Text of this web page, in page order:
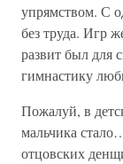
упрямством. С
без труда. Игр
развит был для
гимнастику
Пожалуй, в
мальчика
отцовских